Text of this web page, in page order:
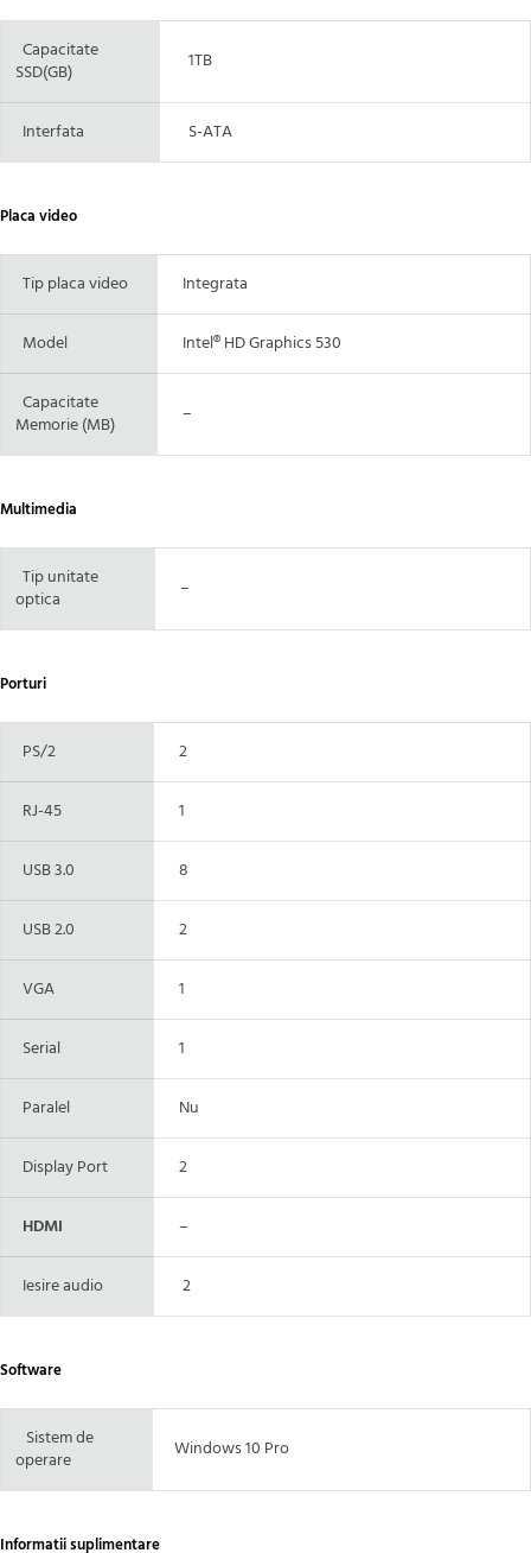
Capacitate
SSD(GB)
1TB
Interfata S-ATA
Placa video
Tip placa video Integrata
Model Intel® HD Graphics 530
Capacitate
Memorie (MB)
–
Multimedia
Tip unitate
optica
–
Porturi
PS/2 2
RJ-45 1
USB 3.0 8
USB 2.0 2
VGA 1
Serial 1
Paralel Nu
Display Port 2
HDMI –
Iesire audio 2
Software
Sistem de
operare
Windows 10 Pro
Informatii suplimentare